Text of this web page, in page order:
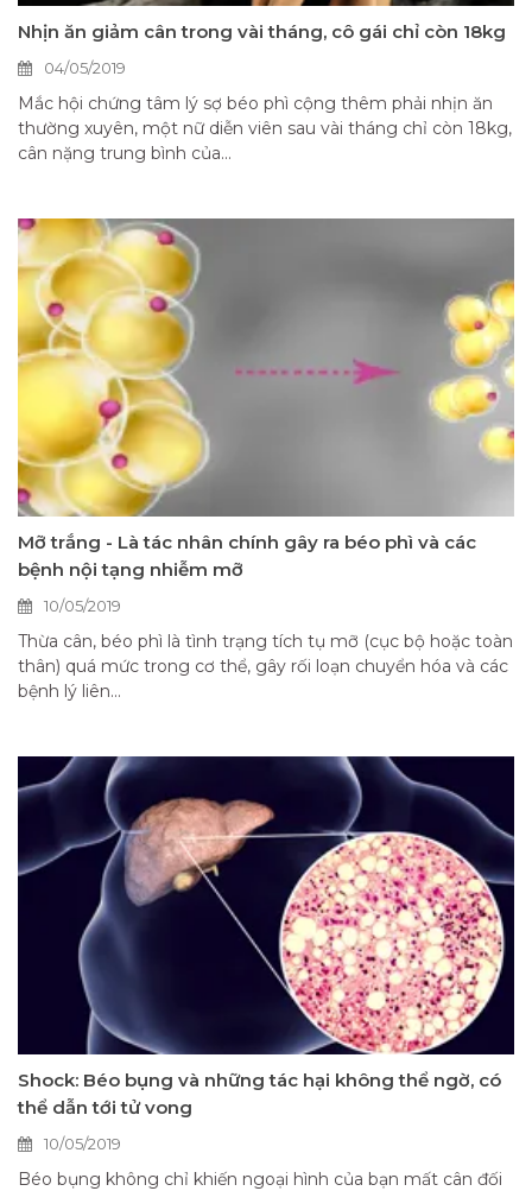
Nhịn ăn giảm cân trong vài tháng, cô gái chỉ còn 18kg
04/05/2019
Mắc hội chứng tâm lý sợ béo phì cộng thêm phải nhịn ăn
thường xuyên, một nữ diễn viên sau vài tháng chỉ còn 18kg,
cân nặng trung bình của...
Mỡ trắng - Là tác nhân chính gây ra béo phì và các
bệnh nội tạng nhiễm mỡ
10/05/2019
Thừa cân, béo phì là tình trạng tích tụ mỡ (cục bộ hoặc toàn
thân) quá mức trong cơ thể, gây rối loạn chuyển hóa và các
bệnh lý liên...
Shock: Béo bụng và những tác hại không thể ngờ, có
thể dẫn tới tử vong
10/05/2019
Béo bụng không chỉ khiến ngoại hình của bạn mất cân đối